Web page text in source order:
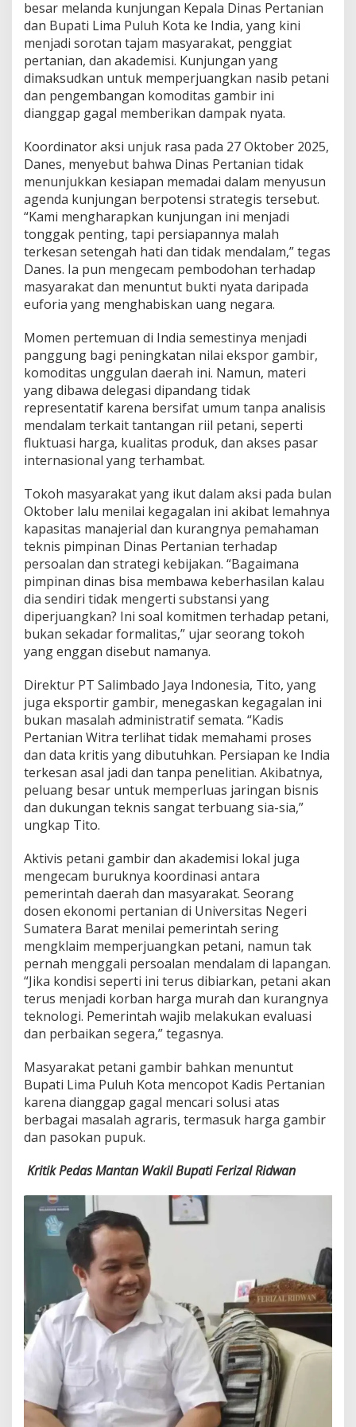
a
d
i
P
e
r
t
i
a
n
5
0
K
o
t
a
K
r
n
a
G
g
a
l
M
e
m
h
a
m
i
S
u
b
s
t
n
s
K
e
b
i
j
a
k
a
n
besar melanda kunjungan Kepala Dinas Pertanian
dan Bupati Lima Puluh Kota ke India, yang kini
menjadi sorotan tajam masyarakat, penggiat
pertanian, dan akademisi. Kunjungan yang
dimaksudkan untuk memperjuangkan nasib petani
dan pengembangan komoditas gambir ini
dianggap gagal memberikan dampak nyata.
Koordinator aksi unjuk rasa pada 27 Oktober 2025,
Danes, menyebut bahwa Dinas Pertanian tidak
menunjukkan kesiapan memadai dalam menyusun
agenda kunjungan berpotensi strategis tersebut.
“Kami mengharapkan kunjungan ini menjadi
tonggak penting, tapi persiapannya malah
terkesan setengah hati dan tidak mendalam,” tegas
Danes. Ia pun mengecam pembodohan terhadap
masyarakat dan menuntut bukti nyata daripada
euforia yang menghabiskan uang negara.
Momen pertemuan di India semestinya menjadi
panggung bagi peningkatan nilai ekspor gambir,
komoditas unggulan daerah ini. Namun, materi
yang dibawa delegasi dipandang tidak
representatif karena bersifat umum tanpa analisis
mendalam terkait tantangan riil petani, seperti
fluktuasi harga, kualitas produk, dan akses pasar
internasional yang terhambat.
Tokoh masyarakat yang ikut dalam aksi pada bulan
Oktober lalu menilai kegagalan ini akibat lemahnya
kapasitas manajerial dan kurangnya pemahaman
teknis pimpinan Dinas Pertanian terhadap
persoalan dan strategi kebijakan. “Bagaimana
pimpinan dinas bisa membawa keberhasilan kalau
dia sendiri tidak mengerti substansi yang
diperjuangkan? Ini soal komitmen terhadap petani,
bukan sekadar formalitas,” ujar seorang tokoh
yang enggan disebut namanya.
Direktur PT Salimbado Jaya Indonesia, Tito, yang
juga eksportir gambir, menegaskan kegagalan ini
bukan masalah administratif semata. “Kadis
Pertanian Witra terlihat tidak memahami proses
dan data kritis yang dibutuhkan. Persiapan ke India
terkesan asal jadi dan tanpa penelitian. Akibatnya,
peluang besar untuk memperluas jaringan bisnis
dan dukungan teknis sangat terbuang sia-sia,”
ungkap Tito.
Aktivis petani gambir dan akademisi lokal juga
mengecam buruknya koordinasi antara
pemerintah daerah dan masyarakat. Seorang
dosen ekonomi pertanian di Universitas Negeri
Sumatera Barat menilai pemerintah sering
mengklaim memperjuangkan petani, namun tak
pernah menggali persoalan mendalam di lapangan.
“Jika kondisi seperti ini terus dibiarkan, petani akan
terus menjadi korban harga murah dan kurangnya
teknologi. Pemerintah wajib melakukan evaluasi
dan perbaikan segera,” tegasnya.
Masyarakat petani gambir bahkan menuntut
Bupati Lima Puluh Kota mencopot Kadis Pertanian
karena dianggap gagal mencari solusi atas
berbagai masalah agraris, termasuk harga gambir
dan pasokan pupuk.
Kritik Pedas Mantan Wakil Bupati Ferizal Ridwan